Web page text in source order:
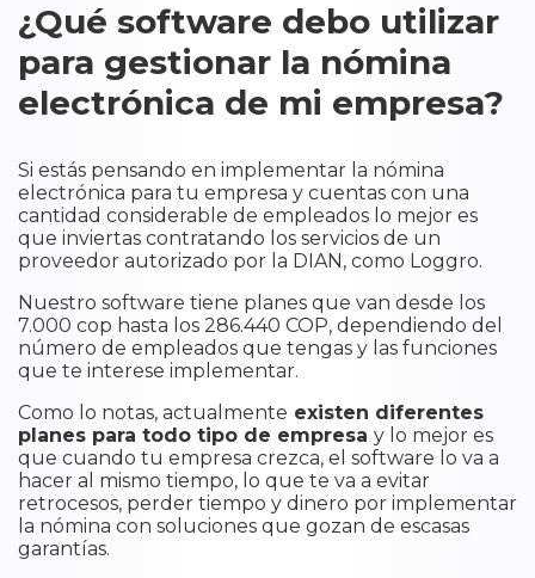
¿Qué software debo utilizar
para gestionar la nómina
electrónica de mi empresa?
Si estás pensando en implementar la nómina
electrónica para tu empresa y cuentas con una
cantidad considerable de empleados lo mejor es
que inviertas contratando los servicios de un
proveedor autorizado por la DIAN, como Loggro.
Nuestro software tiene planes que van desde los
7.000 cop hasta los 286.440 COP, dependiendo del
número de empleados que tengas y las funciones
que te interese implementar.
Como lo notas, actualmente existen diferentes
planes para todo tipo de empresa y lo mejor es
que cuando tu empresa crezca, el software lo va a
hacer al mismo tiempo, lo que te va a evitar
retrocesos, perder tiempo y dinero por implementar
la nómina con soluciones que gozan de escasas
garantías.